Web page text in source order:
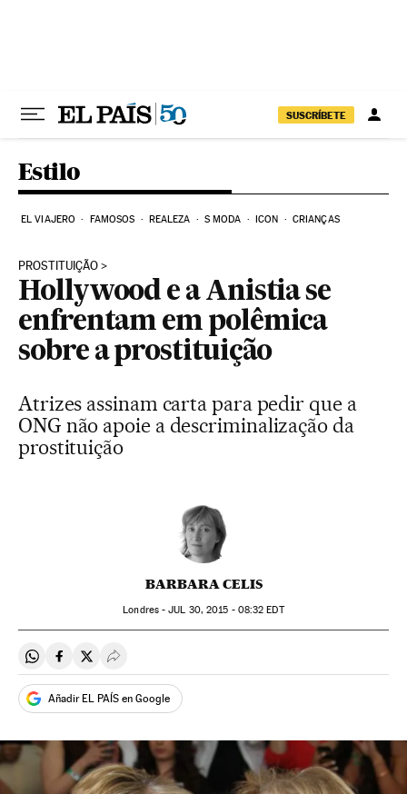
SUSCRÍBETE
Estilo
EL VIAJERO FAMOSOS REALEZA S MODA ICON CRIANÇAS
PROSTITUIÇÃO
Hollywood e a Anistia se
enfrentam em polêmica
sobre a prostituição
Atrizes assinam carta para pedir que a
ONG não apoie a descriminalização da
prostituição
BARBARA CELIS
Londres -JUL 30, 2015 - 08:32 EDT
Compartir en Whatsapp
Compartir en Facebook
Compartir en Twitter
Desplegar Redes Sociales
Añadir EL PAÍS en Google